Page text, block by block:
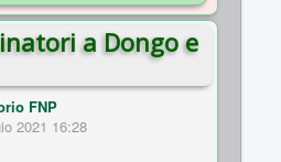
a Dongo e
FNP
2021 16:28